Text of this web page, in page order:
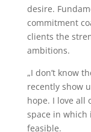
desire.
commitment
clients the
ambitions.
„I don’t know
recently show
hope. I love all
space in
feasible.